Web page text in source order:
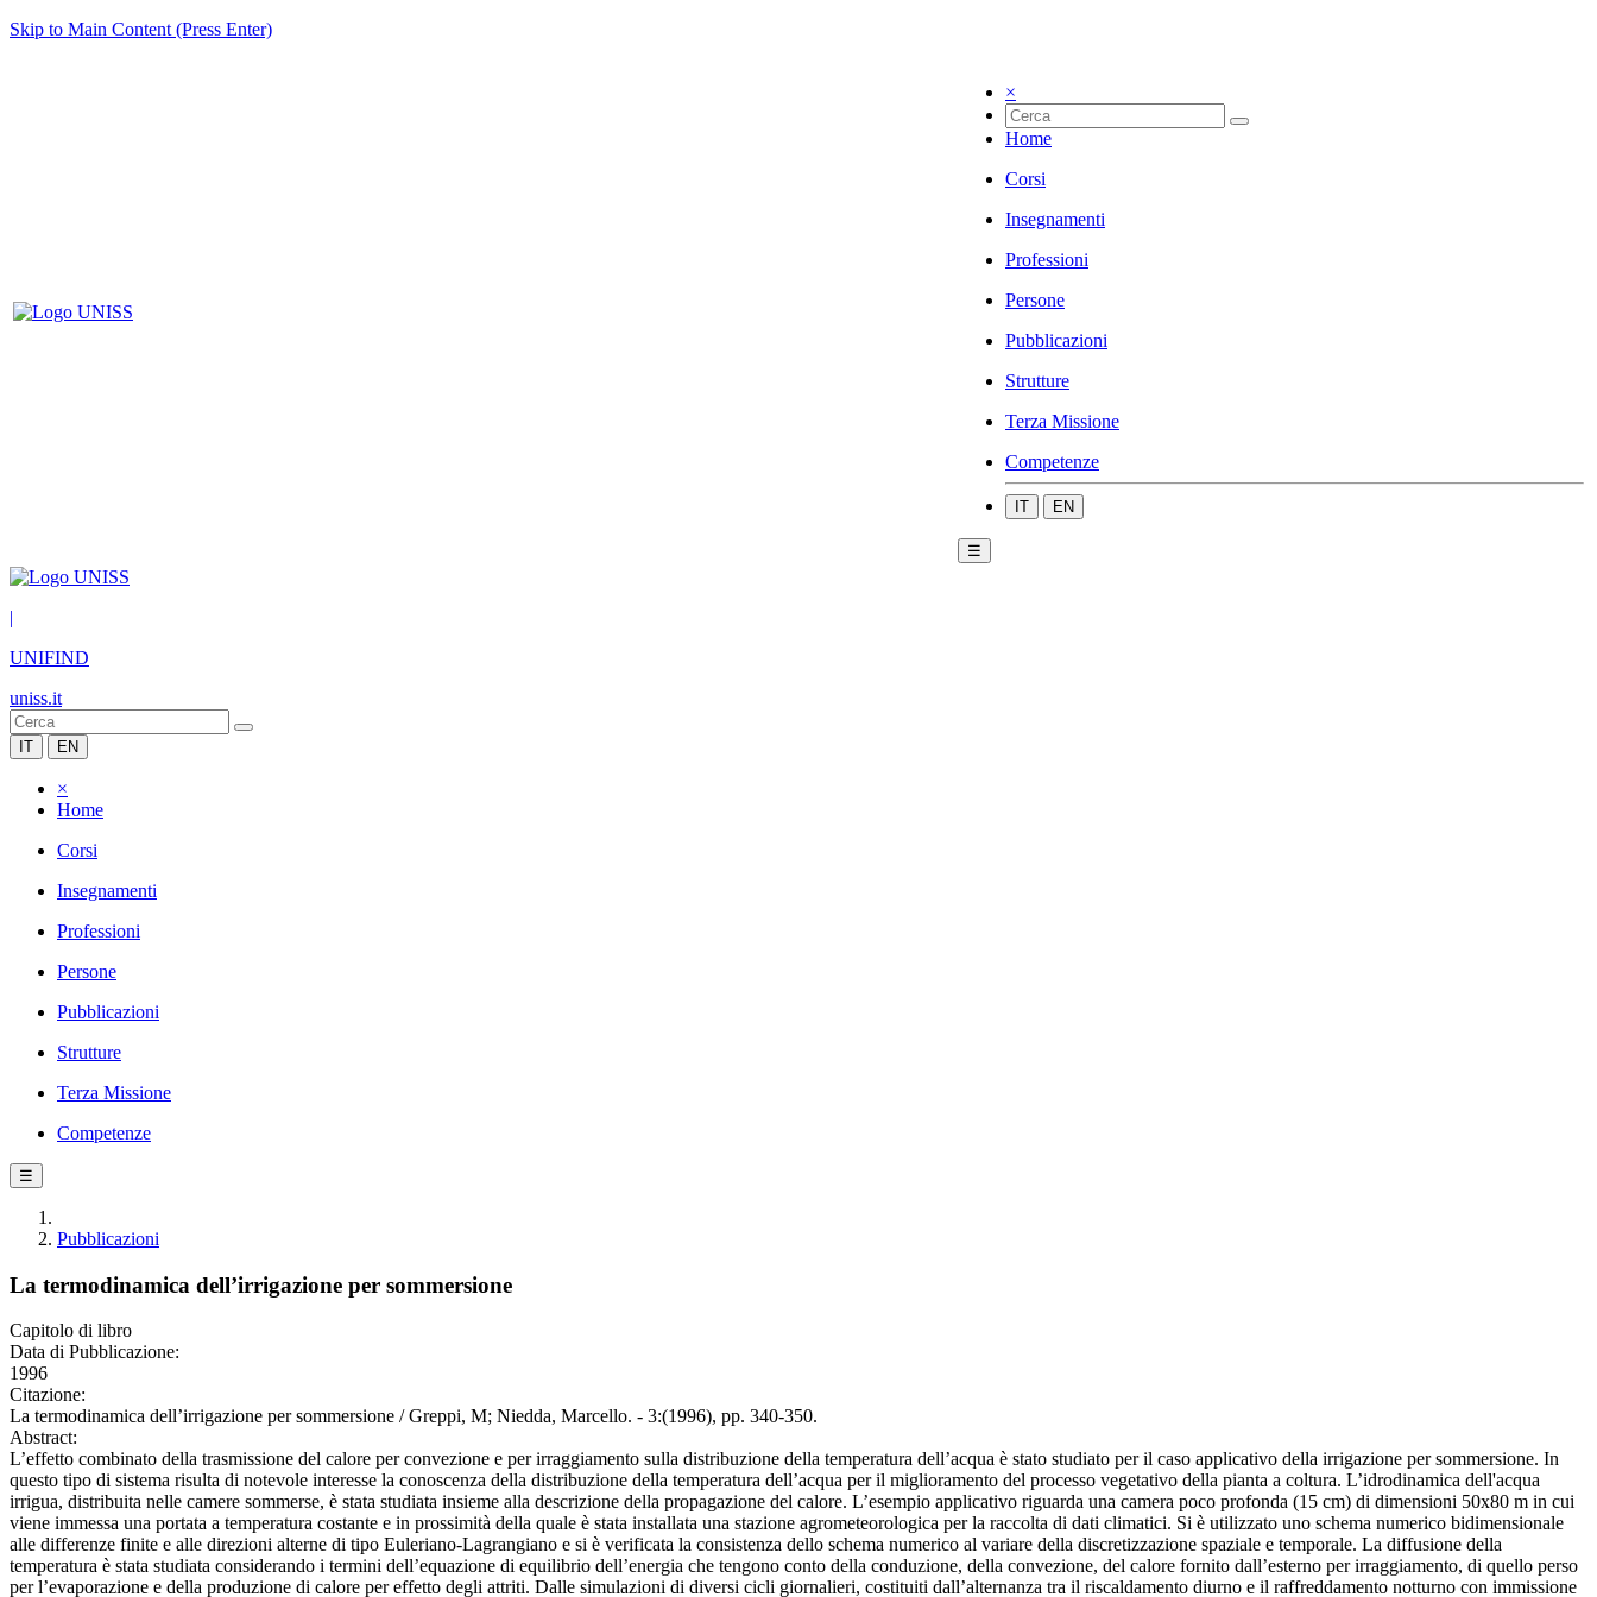
Skip to Main Content (Press Enter)
×
Home
Corsi
Insegnamenti
Professioni
Persone
Pubblicazioni
Strutture
Terza Missione
Competenze
IT EN
☰
|
UNIFIND
uniss.it
IT EN
×
Home
Corsi
Insegnamenti
Professioni
Persone
Pubblicazioni
Strutture
Terza Missione
Competenze
☰
Pubblicazioni
La termodinamica dell’irrigazione per sommersione
Capitolo di libro
Data di Pubblicazione:
1996
Citazione:
La termodinamica dell’irrigazione per sommersione / Greppi, M; Niedda, Marcello. - 3:(1996), pp. 340-350.
Abstract:
L’effetto combinato della trasmissione del calore per convezione e per irraggiamento sulla distribuzione della temperatura dell’acqua è stato studiato per il caso applicativo della irrigazione per sommersione. In
questo tipo di sistema risulta di notevole interesse la conoscenza della distribuzione della temperatura dell’acqua per il miglioramento del processo vegetativo della pianta a coltura. L’idrodinamica dell'acqua
irrigua, distribuita nelle camere sommerse, è stata studiata insieme alla descrizione della propagazione del calore. L’esempio applicativo riguarda una camera poco profonda (15 cm) di dimensioni 50x80 m in cui
viene immessa una portata a temperatura costante e in prossimità della quale è stata installata una stazione agrometeorologica per la raccolta di dati climatici. Si è utilizzato uno schema numerico bidimensionale
alle differenze finite e alle direzioni alterne di tipo Euleriano-Lagrangiano e si è verificata la consistenza dello schema numerico al variare della discretizzazione spaziale e temporale. La diffusione della
temperatura è stata studiata considerando i termini dell’equazione di equilibrio dell’energia che tengono conto della conduzione, della convezione, del calore fornito dall’esterno per irraggiamento, di quello perso
per l’evaporazione e della produzione di calore per effetto degli attriti. Dalle simulazioni di diversi cicli giornalieri, costituiti dall’alternanza tra il riscaldamento diurno e il raffreddamento notturno con immissione